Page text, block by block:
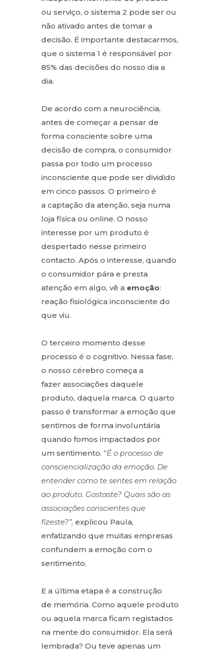
ou serviço, o sistema 2 pode ser ou
não ativado antes de tomar a
decisão. É importante destacarmos,
que o sistema 1 é responsável por
85% das decisões do nosso dia a
dia.
De acordo com a neurociência,
antes de começar a pensar de
forma consciente sobre uma
decisão de compra, o consumidor
passa por todo um processo
inconsciente que pode ser dividido
em cinco passos. O primeiro é
a captação da atenção, seja numa
loja física ou online. O nosso
interesse por um produto é
despertado nesse primeiro
contacto. Após o interesse, quando
o consumidor pára e presta
atenção em algo, vê a emoção:
reação fisiológica inconsciente do
que viu.
O terceiro momento desse
processo é o cognitivo. Nessa fase,
o nosso cérebro começa a
fazer associações daquele
produto, daquela marca. O quarto
passo é transformar a emoção que
sentimos de forma involuntária
quando fomos impactados por
um sentimento. “É o processo de
consciencialização da emoção. De
entender como te sentes em relação
ao produto. Gostaste? Quais são as
associações conscientes que
fizeste?”, explicou Paula,
enfatizando que muitas empresas
confundem a emoção com o
sentimento.
E a última etapa é a construção
de memória. Como aquele produto
ou aquela marca ficam registados
na mente do consumidor. Ela será
lembrada? Ou teve apenas um